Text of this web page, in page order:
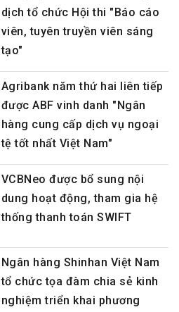
dịch tổ chức Hội thi "Báo cáo
viên, tuyên truyền viên sáng
tạo"
Agribank năm thứ hai liên tiếp
được ABF vinh danh "Ngân
hàng cung cấp dịch vụ ngoại
tệ tốt nhất Việt Nam"
VCBNeo được bổ sung nội
dung hoạt động, tham gia hệ
thống thanh toán SWIFT
Ngân hàng Shinhan Việt Nam
tổ chức tọa đàm chia sẻ kinh
nghiệm triển khai phương